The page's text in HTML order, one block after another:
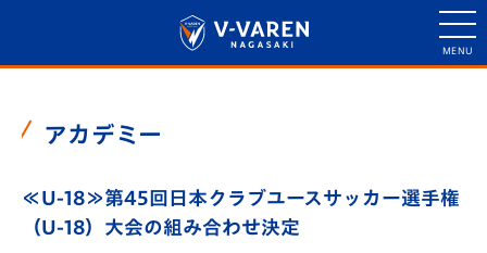
アカデミー
≪U-18≫第45回日本クラブユースサッカー選手権
（U-18）大会の組み合わせ決定